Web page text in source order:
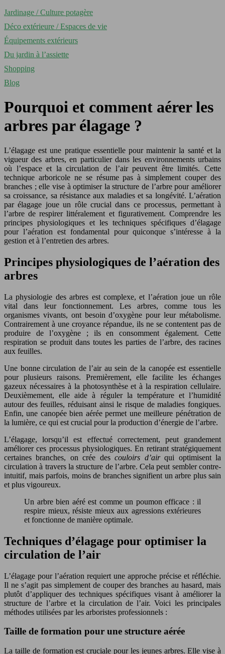
Jardinage / Culture potagère
Déco extérieure / Espaces de vie
Équipements extérieurs
Du jardin à l’assiette
Shopping
Blog
Pourquoi et comment aérer les
arbres par élagage ?
L’élagage est une pratique essentielle pour maintenir la santé et la
vigueur des arbres, en particulier dans les environnements urbains
où l’espace et la circulation de l’air peuvent être limités. Cette
technique arboricole ne se résume pas à simplement couper des
branches ; elle vise à optimiser la structure de l’arbre pour améliorer
sa croissance, sa résistance aux maladies et sa longévité. L’aération
par élagage joue un rôle crucial dans ce processus, permettant à
l’arbre de respirer littéralement et figurativement. Comprendre les
principes physiologiques et les techniques spécifiques d’élagage
pour l’aération est fondamental pour quiconque s’intéresse à la
gestion et à l’entretien des arbres.
Principes physiologiques de l’aération des
arbres
La physiologie des arbres est complexe, et l’aération joue un rôle
vital dans leur fonctionnement. Les arbres, comme tous les
organismes vivants, ont besoin d’oxygène pour leur métabolisme.
Contrairement à une croyance répandue, ils ne se contentent pas de
produire de l’oxygène ; ils en consomment également. Cette
respiration se produit dans toutes les parties de l’arbre, des racines
aux feuilles.
Une bonne circulation de l’air au sein de la canopée est essentielle
pour plusieurs raisons. Premièrement, elle facilite les échanges
gazeux nécessaires à la photosynthèse et à la respiration cellulaire.
Deuxièmement, elle aide à réguler la température et l’humidité
autour des feuilles, réduisant ainsi le risque de maladies fongiques.
Enfin, une canopée bien aérée permet une meilleure pénétration de
la lumière, ce qui est crucial pour la production d’énergie de l’arbre.
L’élagage, lorsqu’il est effectué correctement, peut grandement
améliorer ces processus physiologiques. En retirant stratégiquement
certaines branches, on crée descouloirs d’airqui optimisent la
circulation à travers la structure de l’arbre. Cela peut sembler contre-
intuitif, mais parfois, moins de branches signifient un arbre plus sain
et plus vigoureux.
Un arbre bien aéré est comme un poumon efficace : il
respire mieux, résiste mieux aux agressions extérieures
et fonctionne de manière optimale.
Techniques d’élagage pour optimiser la
circulation de l’air
L’élagage pour l’aération requiert une approche précise et réfléchie.
Il ne s’agit pas simplement de couper des branches au hasard, mais
plutôt d’appliquer des techniques spécifiques visant à améliorer la
structure de l’arbre et la circulation de l’air. Voici les principales
méthodes utilisées par les arboristes professionnels :
Taille de formation pour une structure aérée
La taille de formation est cruciale pour les jeunes arbres. Elle vise à